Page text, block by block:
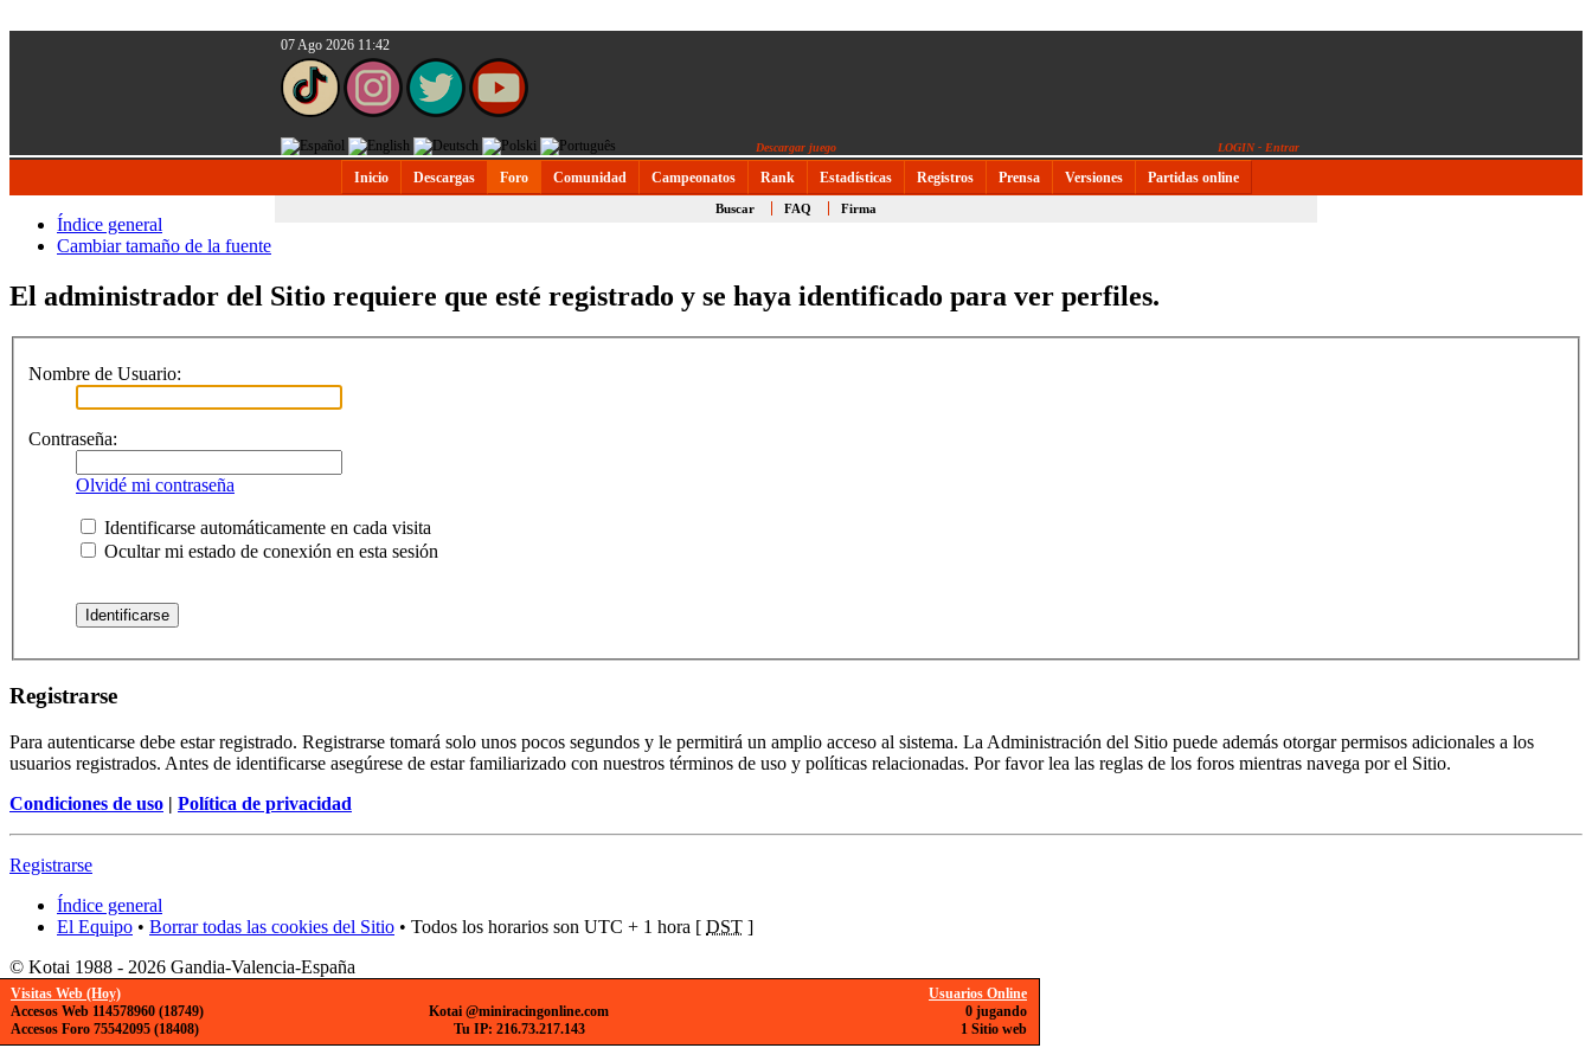
07 Ago 2026 11:42
Descargar juego LOGIN - Entrar
Inicio Descargas Foro Comunidad Campeonatos Rank Estadísticas Registros Prensa Versiones Partidas online
Buscar FAQ Firma
Índice general
Cambiar tamaño de la fuente
El administrador del Sitio requiere que esté registrado y se haya identificado para ver perfiles.
Nombre de Usuario:
Contraseña:
Olvidé mi contraseña
Identificarse automáticamente en cada visita
Ocultar mi estado de conexión en esta sesión
Registrarse
Para autenticarse debe estar registrado. Registrarse tomará solo unos pocos segundos y le permitirá un amplio acceso al sistema. La Administración del Sitio puede además otorgar permisos adicionales a los
usuarios registrados. Antes de identificarse asegúrese de estar familiarizado con nuestros términos de uso y políticas relacionadas. Por favor lea las reglas de los foros mientras navega por el Sitio.
Condiciones de uso | Política de privacidad
Registrarse
Índice general
El Equipo • Borrar todas las cookies del Sitio • Todos los horarios son UTC + 1 hora [ DST ]
© Kotai 1988 - 2026 Gandia-Valencia-España
Usuarios Online
0 jugando
1 Sitio web
Visitas Web (Hoy)
Accesos Web 114578960 (18749)
Accesos Foro 75542095 (18408)
Kotai @miniracingonline.com
Tu IP: 216.73.217.143